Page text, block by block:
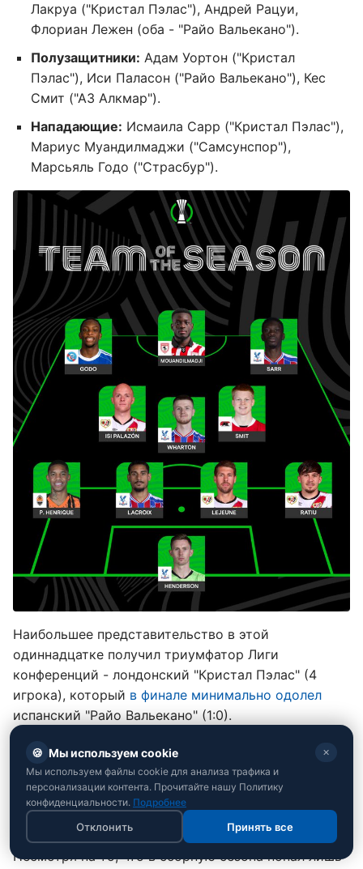
Лакруа ("Кристал Пэлас"), Андрей Рацуи,
Флориан Лежен (оба - "Райо Вальекано").
Полузащитники: Адам Уортон ("Кристал
Пэлас"), Иси Паласон ("Райо Вальекано"), Кес
Смит ("АЗ Алкмар").
Нападающие: Исмаила Сарр ("Кристал Пэлас"),
Мариус Муандилмаджи ("Самсунспор"),
Марсьяль Годо ("Страсбур").
Наибольшее представительство в этой
одиннадцатке получил триумфатор Лиги
конференций - лондонский "Кристал Пэлас" (4
игрока), который в финале минимально одолел
испанский "Райо Вальекано" (1:0).
А лидера атак "орлов" Исмаилу Сарра
дополнительно признали лучшим футболистом
всего турнира.
Шедевр через себя
Несмотря на то, что в сборную сезона попал лишь
🍪 Мы используем cookie ✕
Мы используем файлы cookie для анализа трафика и
персонализации контента. Прочитайте нашу Политику
конфиденциальности. Подробнее
Отклонить Принять все